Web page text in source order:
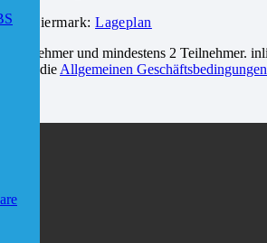
Steiermark:Lageplan
und mindestens 2 Teilnehmer.
die Allgemeinen Geschäftsbedingungen